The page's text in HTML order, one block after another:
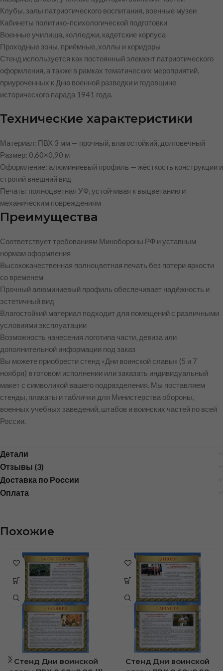
Клубы, залы патриотического воспитания, военные музеи
Кабинеты политико-психологической подготовки
Военные училища, колледжи, кадетские корпуса
Проходные зоны, приёмные, холлы и коридоры
Стенд используется как постоянный элемент патриотического
оформления, а также в рамках тематических мероприятий,
приуроченных к Дню военной разведки и годовщине
исторического парада 1941 года.
Технические характеристики
Материал: ПВХ 3 мм — прочный, влагостойкий, долговечный
Размер: 0,60×0,90 м
Оформление: алюминиевый профиль — жёсткость конструкции и
строгий внешний вид
Печать: полноцветная УФ, устойчивая к выцветанию и
механическим повреждениям
Преимущества
Соответствует требованиям Минобороны РФ и уставным
нормам оформления
Высококачественная полноцветная печать без потери яркости
со временем
Прочный алюминиевый профиль обеспечивает надёжность и
эстетичный вид
Влагостойкий материал подходит для помещений с различными
условиями эксплуатации
Возможность нанесения логотипа части, девиза или
дополнительной информации под заказ
Вы можете приобрести стенд «Дни воинской славы» (5 и 7
ноября) в готовом исполнении или заказать индивидуальный
макет с символикой вашего подразделения. Мы поставляем
стенды, плакаты и таблички для Министерства обороны,
военных учебных заведений, штабов и воинских частей по всей
России.
Детали
Отзывы (3)
Доставка по России
Оплата
Похожие
Стенд Дни воинской
Стенд Дни воинской